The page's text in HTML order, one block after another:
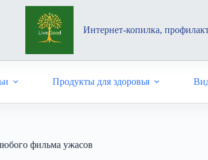
Интернет-копилка,
Продукты для здоровья
фильма ужасов